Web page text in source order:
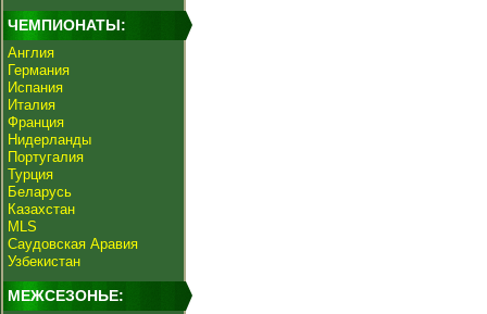
ЧЕМПИОНАТЫ:
Англия
Германия
Испания
Италия
Франция
Нидерланды
Португалия
Турция
Беларусь
Казахстан
MLS
Саудовская Аравия
Узбекистан
МЕЖСЕЗОНЬЕ: